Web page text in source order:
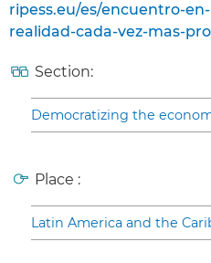
ripess.eu/es/encuentro-
realidad-cada-vez-mas-
Section:
Democratizing the
Place :
Latin America and the